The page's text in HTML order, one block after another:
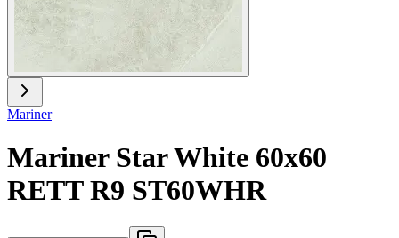
Mariner
Mariner Star White 60x60
RETT R9 ST60WHR